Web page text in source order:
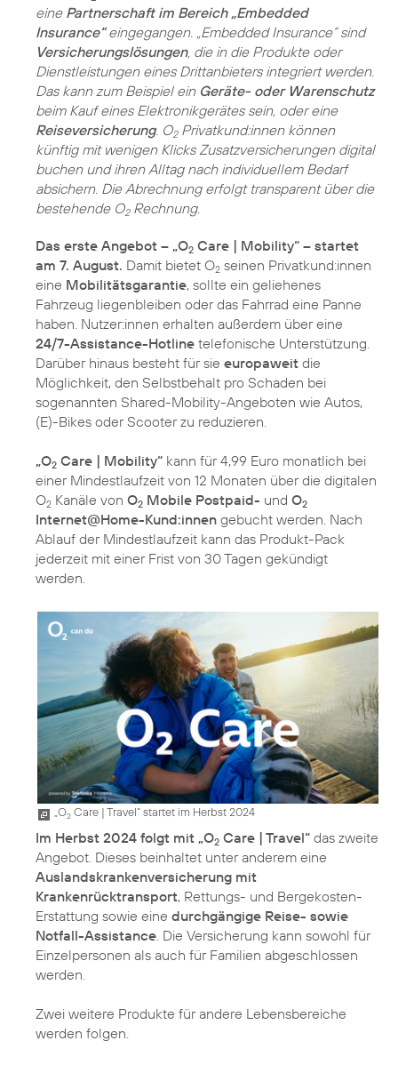
eine Partnerschaft im Bereich „Embedded
Insurance“eingegangen. „Embedded Insurance“ sind
Versicherungslösungen, die in die Produkte oder
Dienstleistungen eines Drittanbieters integriert werden.
Das kann zum Beispiel ein Geräte- oder Warenschutz
beim Kauf eines Elektronikgerätes sein, oder eine
Reiseversicherung. O2Privatkund:innen können
künftig mit wenigen Klicks Zusatzversicherungen digital
buchen und ihren Alltag nach individuellem Bedarf
absichern. Die Abrechnung erfolgt transparent über die
bestehende O2Rechnung.
Das erste Angebot – „O2 Care | Mobility“ – startet
am 7. August. Damit bietet O2 seinen Privatkund:innen
eine Mobilitätsgarantie, sollte ein geliehenes
Fahrzeug liegenbleiben oder das Fahrrad eine Panne
haben. Nutzer:innen erhalten außerdem über eine
24/7-Assistance-Hotline telefonische Unterstützung.
Darüber hinaus besteht für sie europaweit die
Möglichkeit, den Selbstbehalt pro Schaden bei
sogenannten Shared-Mobility-Angeboten wie Autos,
(E)-Bikes oder Scooter zu reduzieren.
„O2 Care | Mobility“ kann für 4,99 Euro monatlich bei
einer Mindestlaufzeit von 12 Monaten über die digitalen
O2 Kanäle von O2 Mobile Postpaid- und O2
Internet@Home-Kund:innen gebucht werden. Nach
Ablauf der Mindestlaufzeit kann das Produkt-Pack
jederzeit mit einer Frist von 30 Tagen gekündigt
werden.
„O2 Care | Travel“ startet im Herbst 2024
Im Herbst 2024 folgt mit „O2 Care | Travel“ das zweite
Angebot. Dieses beinhaltet unter anderem eine
Auslandskrankenversicherung mit
Krankenrücktransport, Rettungs- und Bergekosten-
Erstattung sowie eine durchgängige Reise- sowie
Notfall-Assistance. Die Versicherung kann sowohl für
Einzelpersonen als auch für Familien abgeschlossen
werden.
Zwei weitere Produkte für andere Lebensbereiche
werden folgen.